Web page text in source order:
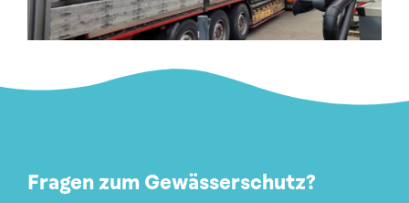
Fragen zum Gewässerschutz?